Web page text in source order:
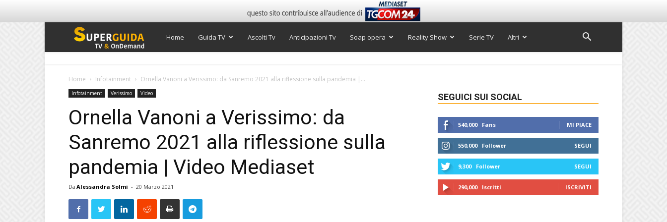
Super
Home Guida TV Ascolti Tv Anticipazioni Tv Soap opera Reality Show Serie TV Altri
Home Infotainment Ornella Vanoni a Verissimo: da Sanremo 2021 alla riflessione sulla pandemia |...
Infotainment Verissimo Video
Ornella Vanoni a Verissimo: da
Sanremo 2021 alla riflessione sulla
pandemia | Video Mediaset
Da Alessandra Solmi - 20 Marzo 2021
SEGUICI SUI SOCIAL
540,000 Fans MI PIACE
550,000 Follower SEGUI
9,300 Follower SEGUI
290,000 Iscritti ISCRIVITI